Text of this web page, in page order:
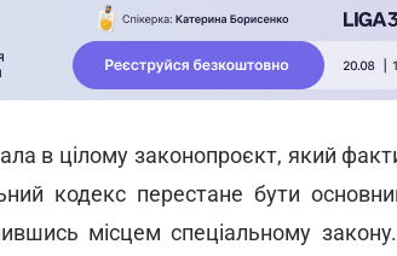
в цілому законопроєкт, який
кодекс перестане бути
місцем спеціальному